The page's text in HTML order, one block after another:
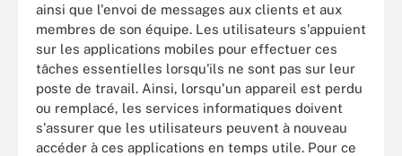
ainsi que l'envoi de messages aux clients et aux
membres de son équipe. Les utilisateurs s'appuient
sur les applications mobiles pour effectuer ces
tâches essentielles lorsqu'ils ne sont pas sur leur
poste de travail. Ainsi, lorsqu'un appareil est perdu
ou remplacé, les services informatiques doivent
s'assurer que les utilisateurs peuvent à nouveau
accéder à ces applications en temps utile. Pour ce